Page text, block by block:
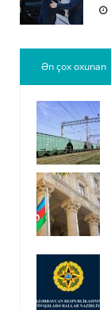
Ən çox oxunan